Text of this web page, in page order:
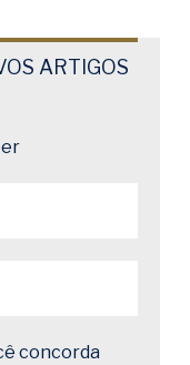
ARTIGOS
concorda